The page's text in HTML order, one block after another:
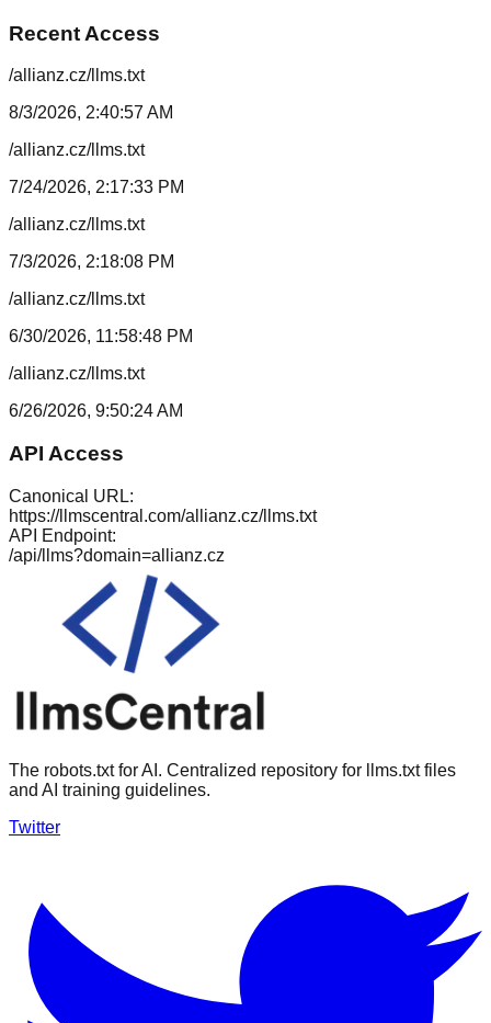
Recent Access
/allianz.cz/llms.txt
8/3/2026, 2:40:57 AM
/allianz.cz/llms.txt
7/24/2026, 2:17:33 PM
/allianz.cz/llms.txt
7/3/2026, 2:18:08 PM
/allianz.cz/llms.txt
6/30/2026, 11:58:48 PM
/allianz.cz/llms.txt
6/26/2026, 9:50:24 AM
API Access
Canonical URL:
https://llmscentral.com/allianz.cz/llms.txt
API Endpoint:
/api/llms?domain=allianz.cz
The robots.txt for AI. Centralized repository for llms.txt files
and AI training guidelines.
Twitter